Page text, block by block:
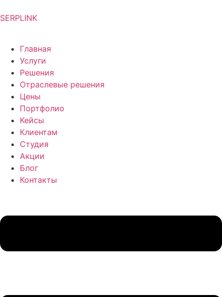
SERPLINK
Главная
Услуги
Решения
Отраслевые решения
Цены
Портфолио
Кейсы
Клиентам
Студия
Акции
Блог
Контакты